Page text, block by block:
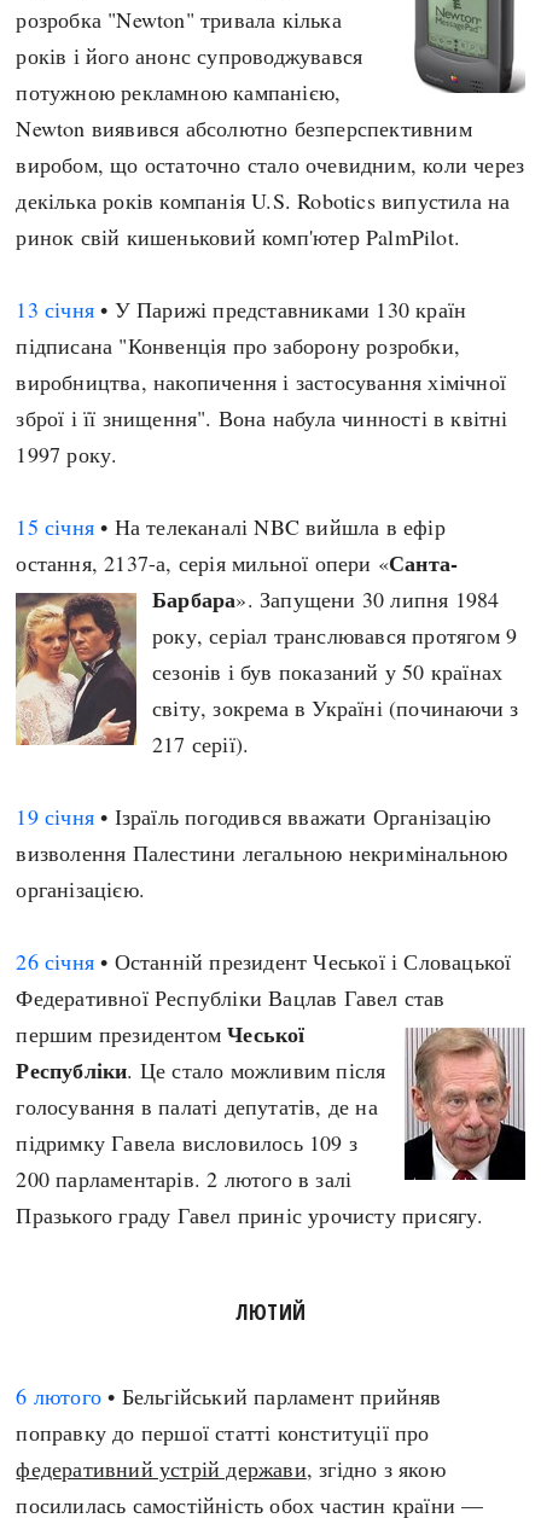
розробка "Newton" тривала кілька
років і його анонс супроводжувався
потужною рекламною кампанією,
Newton виявився абсолютно безперспективним
виробом, що остаточно стало очевидним, коли через
декілька років компанія U.S. Robotics випустила на
ринок свій кишеньковий комп'ютер PalmPilot.
13 січня • У Парижі представниками 130 країн
підписана "Конвенція про заборону розробки,
виробництва, накопичення і застосування хімічної
зброї і її знищення". Вона набула чинності в квітні
1997 року.
15 січня • На телеканалі NBC вийшла в ефір
остання, 2137-а, серія мильної опери «Санта-
Барбара». Запущени 30 липня 1984
року, серіал транслювався протягом 9
сезонів і був показаний у 50 країнах
світу, зокрема в Україні (починаючи з
217 серії).
19 січня • Ізраїль погодився вважати Організацію
визволення Палестини легальною некримінальною
організацією.
26 січня • Останній президент Чеської і Словацької
Федеративної Республіки Вацлав Гавел став
першим президентомЧеської
Республіки. Це стало можливим після
голосування в палаті депутатів, де на
підримку Гавела висловилось 109 з
200 парламентарів. 2 лютого в залі
Празького граду Гавел приніс урочисту присягу.
ЛЮТИЙ
6 лютого • Бельгійський парламент прийняв
поправку до першої статті конституції про
федеративний устрій держави, згідно з якою
посилилась самостійність обох частин країни —